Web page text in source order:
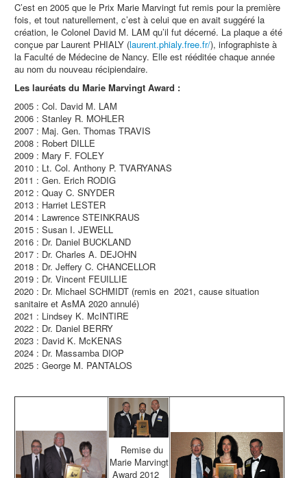
C’est en 2005 que le Prix Marie Marvingt fut remis pour la première
fois, et tout naturellement, c’est à celui que en avait suggéré la
création, le Colonel David M. LAM qu’il fut décerné. La plaque a été
conçue par Laurent PHIALY (laurent.phialy.free.fr/), infographiste à
la Faculté de Médecine de Nancy. Elle est rééditée chaque année
au nom du nouveau récipiendaire.
Les lauréats du Marie Marvingt Award :
2005 : Col. David M. LAM
2006 : Stanley R. MOHLER
2007 : Maj. Gen. Thomas TRAVIS
2008 : Robert DILLE
2009 : Mary F. FOLEY
2010 : Lt. Col. Anthony P. TVARYANAS
2011 : Gen. Erich RODIG
2012 : Quay C. SNYDER
2013 : Harriet LESTER
2014 : Lawrence STEINKRAUS
2015 : Susan I. JEWELL
2016 : Dr. Daniel BUCKLAND
2017 : Dr. Charles A. DEJOHN
2018 : Dr. Jeffery C. CHANCELLOR
2019 : Dr. Vincent FEUILLIE
2020 : Dr. Michael SCHMIDT (remis en 2021, cause situation
sanitaire et AsMA 2020 annulé)
2021 : Lindsey K. McINTIRE
2022 : Dr. Daniel BERRY
2023 : David K. McKENAS
2024 : Dr. Massamba DIOP
2025 : George M. PANTALOS
Remise du
Marie Marvingt
Award 2012